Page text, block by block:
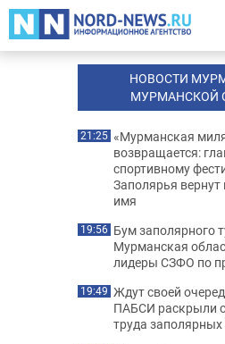
НОВОСТИ
МУРМАНСКОЙ
21:25 «Мурманская
возвращается:
спортивному
Заполярья вернут
имя
19:56 Бум заполярного
Мурманская
лидеры СЗФО по
19:49 Ждут своей
ПАБСИ раскрыли
труда